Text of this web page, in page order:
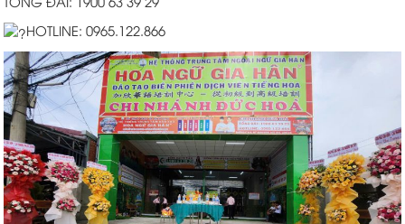
HOTLINE: 0965.122.866